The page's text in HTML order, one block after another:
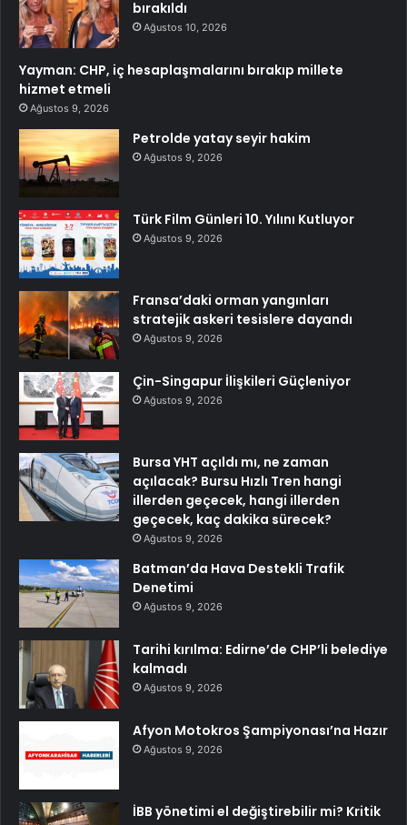
bırakıldı
Ağustos 10, 2026
Yayman: CHP, iç hesaplaşmalarını bırakıp millete
hizmet etmeli
Ağustos 9, 2026
Petrolde yatay seyir hakim
Ağustos 9, 2026
Türk Film Günleri 10. Yılını Kutluyor
Ağustos 9, 2026
Fransa’daki orman yangınları
stratejik askeri tesislere dayandı
Ağustos 9, 2026
Çin-Singapur İlişkileri Güçleniyor
Ağustos 9, 2026
Bursa YHT açıldı mı, ne zaman
açılacak? Bursu Hızlı Tren hangi
illerden geçecek, hangi illerden
geçecek, kaç dakika sürecek?
Ağustos 9, 2026
Batman’da Hava Destekli Trafik
Denetimi
Ağustos 9, 2026
Tarihi kırılma: Edirne’de CHP’li belediye
kalmadı
Ağustos 9, 2026
Afyon Motokros Şampiyonası’na Hazır
Ağustos 9, 2026
İBB yönetimi el değiştirebilir mi? Kritik